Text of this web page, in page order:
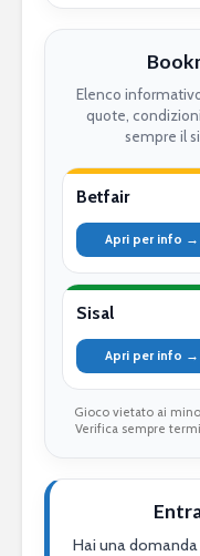
Elenco
quote,
sempre il
Betfair
Apri per info →
Sisal
Apri per info →
Gioco vietato ai
Verifica sempre
Hai una